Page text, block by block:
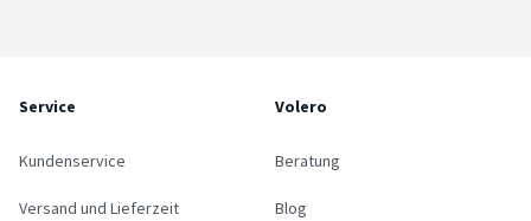
Service
Kundenservice
Versand und Lieferzeit
Volero
Beratung
Blog